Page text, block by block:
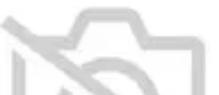
Information
Santé et Bien-être
Doshas Plantes et Remèdes
Santé Ayurvédique